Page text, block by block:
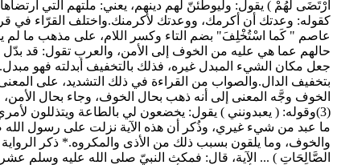
ارْتَضَى لَهُمْ ) يقول: وليوطئنّ لهم دينهم، يعني: ملتهم التي
كقوله: وعدتك أن أكرمك، ووعدتك لأكرمنك.واختلف القرّاء في
عاصم " كَما اسْتُخْلِفَ" بضم التاء وكسر اللام، على مذهب ما لم
حالهم عما هي عليه من الخوف إلى الأمن، والعرب تقول: قد بدّل
جعل مكان الشيء المبدل غيره، فذلك بالتخفيف أبدلته فهو
بتخفيف الدال.والصواب من القراءة في ذلك التشديد، على
الخوف وجَّه المعنى إلى أنه ذهب بحال الخوف، وجاء بحال
(3)وقوله: ( يعبدونني ) يقول: يخضعون لي بالطاعة ويتذللون
ما عبد من شيء غيري، وذُكر أن هذه الآية نزلت على رسول
والخوف، وما يلقون بسبب ذلك من الأذى والمكروه.* ذكر الرواية
الصَّالِحَاتِ ) ... الآية، قال: فمكث النبيّ صلى الله عليه وسلم